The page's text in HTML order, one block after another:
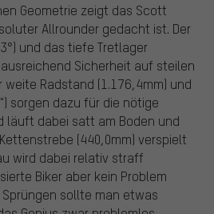
Geometrie zeigt das Scott
Allrounder gedacht ist. Der
und das tiefe Tretlager
Sicherheit auf steilen
weite Radstand (1.176,4mm) und
sorgen dazu für die nötige
läuft dabei satt am Boden und
(440,0mm) verspielt
wird dabei relativ straff
Biker aber kein Problem
sollte man etwas